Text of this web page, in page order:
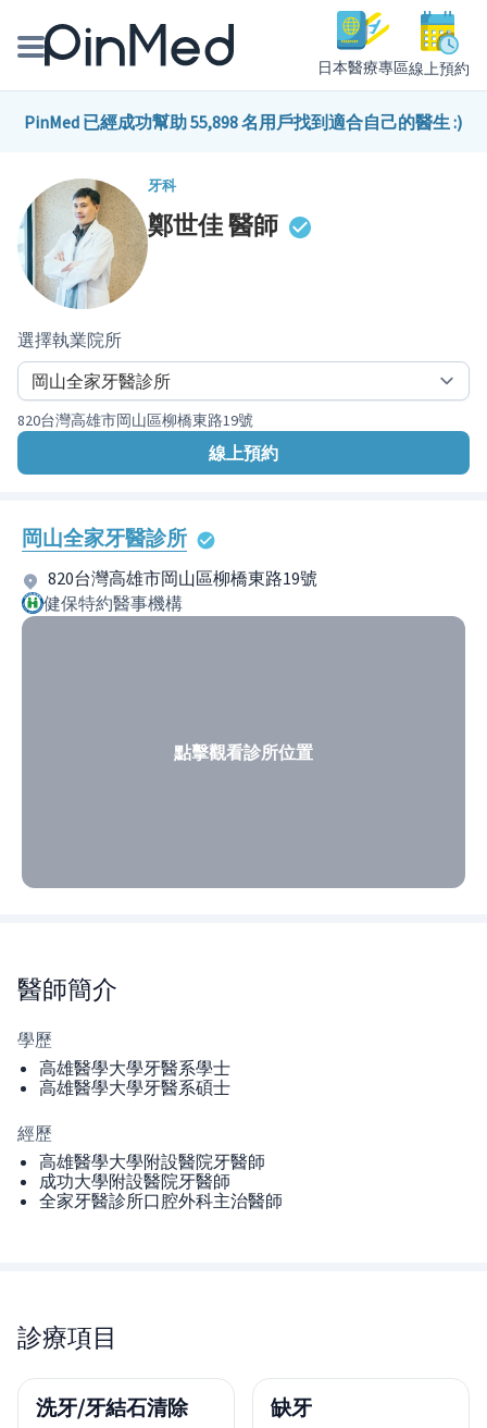
日本醫療專區線上預約
線上預約醫師、院所
醫師專欄專訪
健康主題館
PinMed 已經成功幫助 55,898 名用戶找到適合自己的醫生 :)
牙科
鄭世佳醫師
選擇執業院所
820台灣高雄市岡山區柳橋東路19號
線上預約
岡山全家牙醫診所
820台灣高雄市岡山區柳橋東路19號
健保特約醫事機構
點擊觀看診所位置
醫師簡介
學歷
高雄醫學大學牙醫系學士
高雄醫學大學牙醫系碩士
經歷
高雄醫學大學附設醫院牙醫師
成功大學附設醫院牙醫師
全家牙醫診所口腔外科主治醫師
診療項目
洗牙/牙結石清除 缺牙